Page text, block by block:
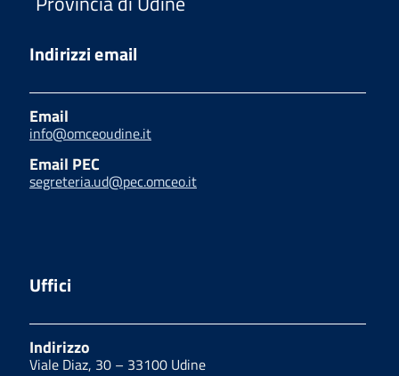
Indirizzi email
Email
info@omceoudine.it
Email PEC
segreteria.ud@pec.omceo.it
Uffici
Indirizzo
Viale Diaz, 30 – 33100 Udine